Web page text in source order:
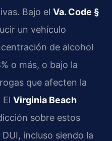
Bajo el Va. Code §
un vehículo
de alcohol
o más, o bajo la
que afecten la
Virginia Beach
sobre estos
incluso siendo la